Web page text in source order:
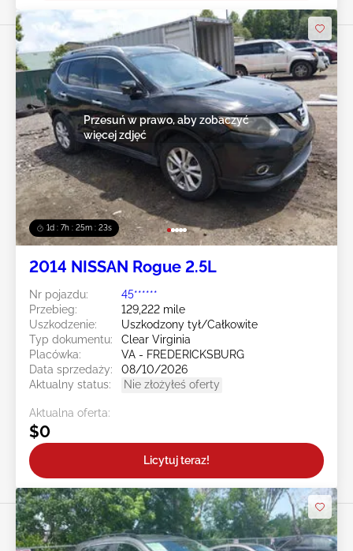
1d : 7h : 25m : 20s
Przesuń w prawo, aby zobaczyć
więcej zdjęć
2014 NISSAN Rogue 2.5L
Nr pojazdu:
45******
Przebieg:
129,222 mile
Uszkodzenie:
Uszkodzony tył/Całkowite
Typ dokumentu:
Clear Virginia
Placówka:
VA - FREDERICKSBURG
Data sprzedaży:
08/10/2026
Aktualny status:
Nie złożyłeś oferty
Aktualna oferta:
$0
Licytuj teraz!